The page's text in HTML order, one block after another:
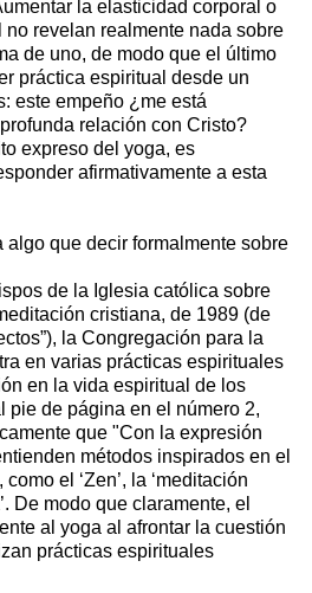
la elasticidad corporal o
revelan realmente nada sobre
de uno, de modo que el último
práctica espiritual desde un
este empeño ¿me está
relación con Cristo?
expreso del yoga, es
afirmativamente a esta
que decir formalmente sobre
de la Iglesia católica sobre
cristiana, de 1989 (de
la Congregación para la
en varias prácticas espirituales
en la vida espiritual de los
pie de página en el número 2,
que "Con la expresión
métodos inspirados en el
el ‘Zen’, la ‘meditación
De modo que claramente, el
al yoga al afrontar la cuestión
prácticas espirituales